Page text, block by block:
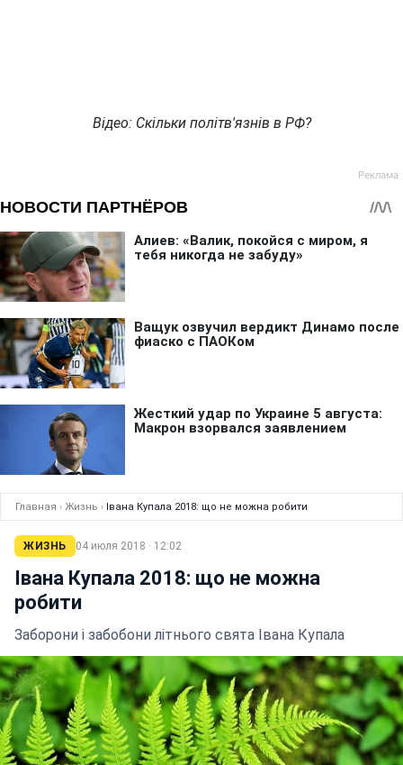
Відео: Скільки політв'язнів в РФ?
Главная › Жизнь › Івана Купала 2018: що не можна робити
ЖИЗНЬ 04 июля 2018 · 12:02
Івана Купала 2018: що не можна
робити
Заборони і забобони літнього свята Івана Купала